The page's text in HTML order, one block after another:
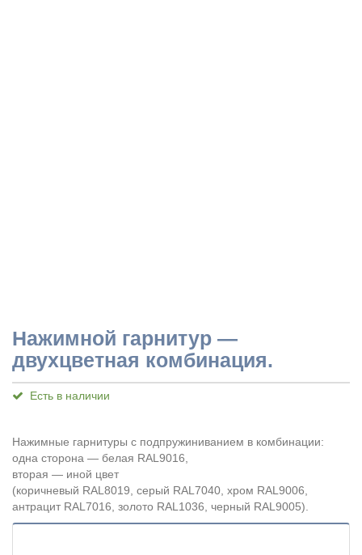
Нажимной гарнитур —
двухцветная комбинация.
Есть в наличии
Нажимные гарнитуры с подпружиниванием в комбинации:
одна сторона — белая RAL9016,
вторая — иной цвет
(коричневый RAL8019, серый RAL7040, хром RAL9006,
антрацит RAL7016, золото RAL1036, черный RAL9005).